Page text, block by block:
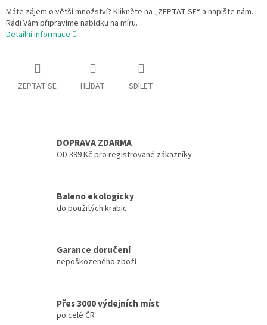
Máte zájem o větší množství? Klikněte na „ZEPTAT SE“ a napište nám.
Rádi Vám připravíme nabídku na míru.
Detailní informace
ZEPTAT SE HLÍDAT SDÍLET
DOPRAVA ZDARMA
OD 399 Kč pro registrované zákazníky
Baleno ekologicky
do použitých krabic
Garance doručení
nepoškozeného zboží
Přes 3000 výdejních míst
po celé ČR